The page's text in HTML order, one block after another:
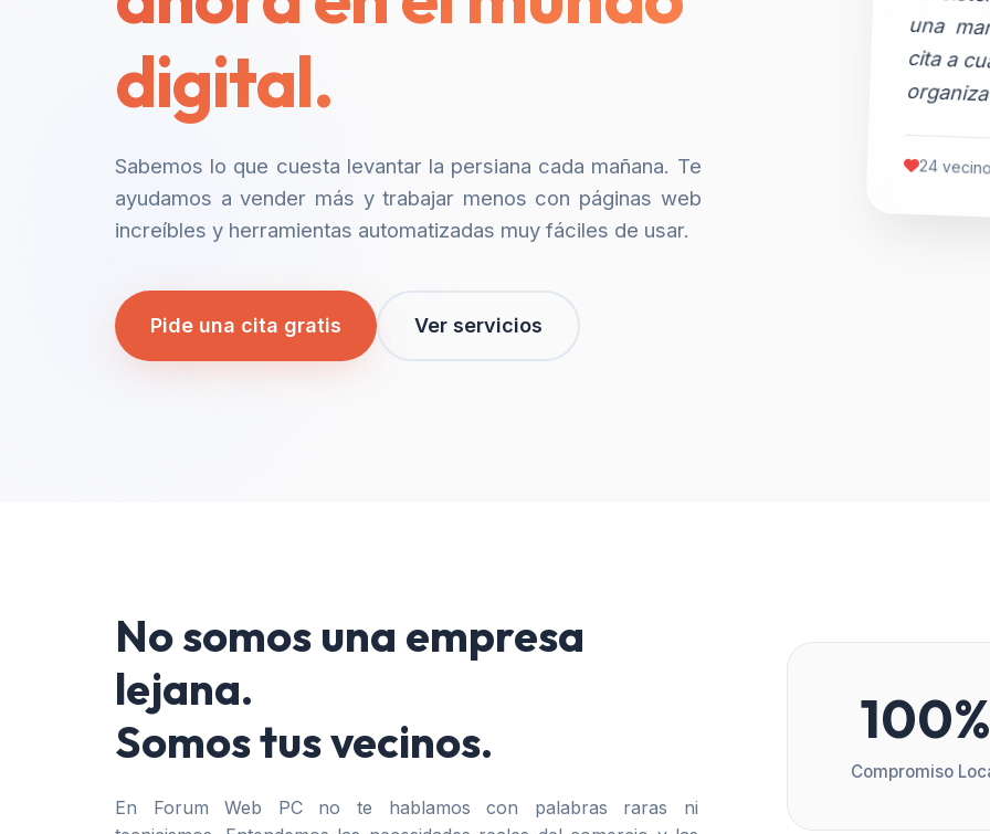
digital.
Sabemos lo que cuesta levantar la persiana cada mañana. Te
ayudamos a vender más y trabajar menos con páginas web
increíbles y herramientas automatizadas muy fáciles de usar.
Pide una cita gratis Ver servicios
24
No somos una empresa
lejana.
Somos tus vecinos.
En Forum Web PC no te hablamos con palabras raras ni
100%
Compromiso